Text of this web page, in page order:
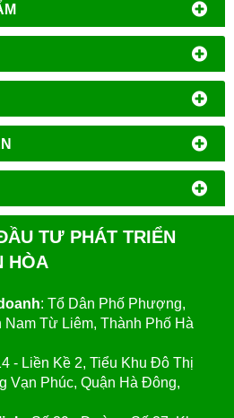
TƯ PHÁT TRIỂN
HÒA
: Tổ Dân Phố Phượng,
Từ Liêm, Thành Phố Hà
- Liền Kề 2, Tiểu Khu Đô Thị
Vạn Phúc, Quận Hà Đông,